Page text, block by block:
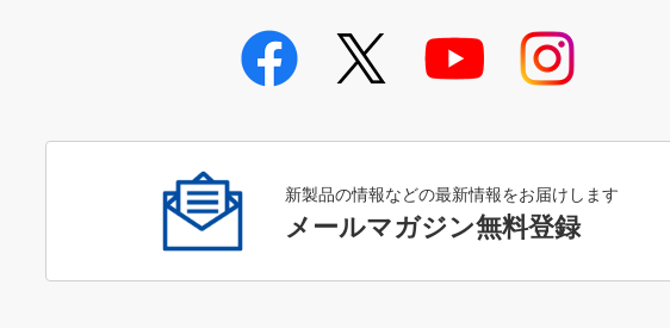
新製品の情報などの最新情報をお届けします
メールマガジン無料登録